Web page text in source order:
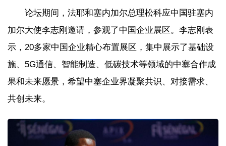
论坛期间，法耶和塞内加尔总理松科应中国驻塞内
加尔大使李志刚邀请，参观了中国企业展区。李志刚表
示，20多家中国企业精心布置展区，集中展示了基础设
施、5G通信、智能制造、低碳技术等领域的中塞合作成
果和未来愿景，希望中塞企业界凝聚共识、对接需求、
共创未来。